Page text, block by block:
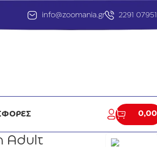
info@zoomania.gr 2291
0,00
Adult